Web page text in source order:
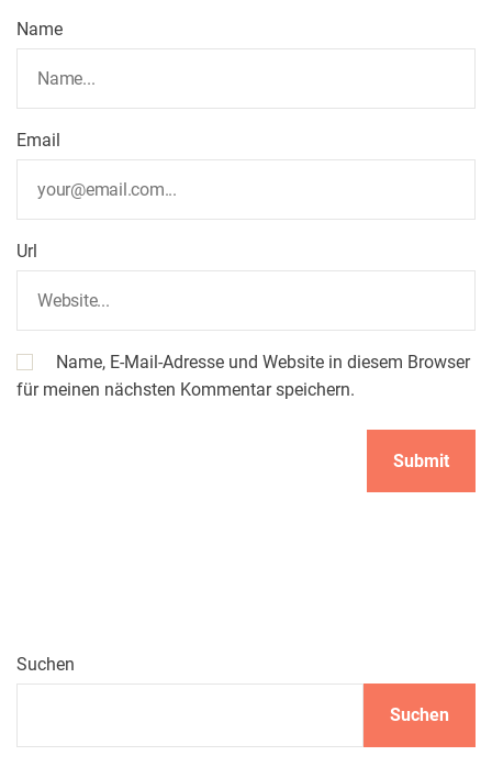
Name
Email
Url
Name, E-Mail-Adresse und Website in diesem Browser
für meinen nächsten Kommentar speichern.
Suchen
Suchen